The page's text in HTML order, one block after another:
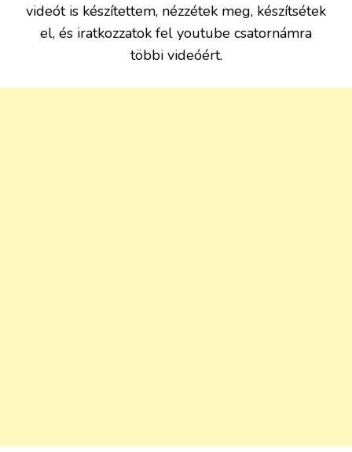
videót is készítettem, nézzétek meg, készítsétek
el, és iratkozzatok fel youtube csatornámra
többi videóért.